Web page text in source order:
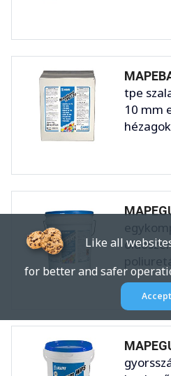
tpe
10 mm
Like all websites,
for better and safer
Accept